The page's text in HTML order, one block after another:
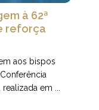
à 62ª
reforça
aos bispos
em ...